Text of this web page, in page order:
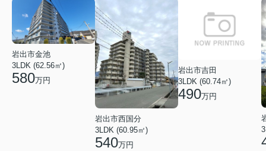
岩出市金池
3LDK (62.56㎡)
580万円
岩出市西国分
3LDK (60.95㎡)
540万円
岩出市吉田
3LDK (60.74㎡)
490万円